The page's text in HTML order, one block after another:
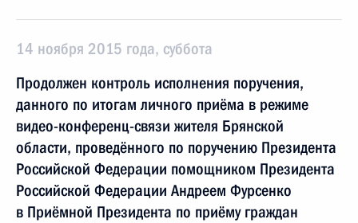
14 ноября 2015 года, суббота
Продолжен контроль исполнения поручения,
данного по итогам личного приёма в режиме
видео-конференц-связи жителя Брянской
области, проведённого по поручению Президента
Российской Федерации помощником Президента
Российской Федерации Андреем Фурсенко
в Приёмной Президента по приёму граждан